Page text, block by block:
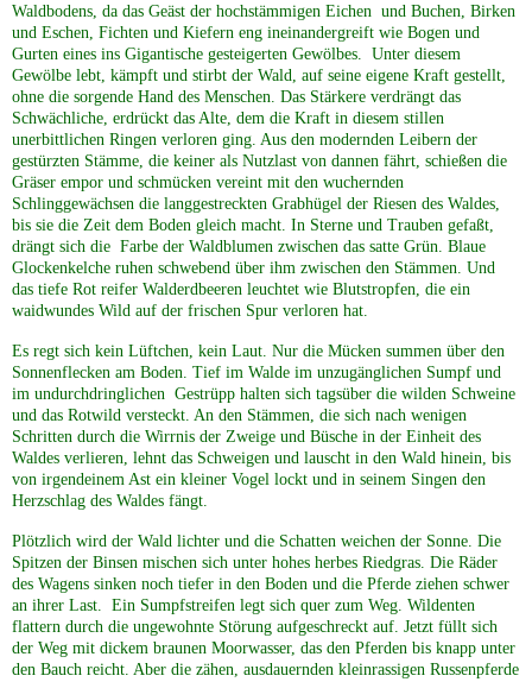
Waldbodens, da das Geäst der hochstämmigen Eichen und Buchen, Birken
und Eschen, Fichten und Kiefern eng ineinandergreift wie Bogen und
Gurten eines ins Gigantische gesteigerten Gewölbes. Unter diesem
Gewölbe lebt, kämpft und stirbt der Wald, auf seine eigene Kraft gestellt,
ohne die sorgende Hand des Menschen. Das Stärkere verdrängt das
Schwächliche, erdrückt das Alte, dem die Kraft in diesem stillen
unerbittlichen Ringen verloren ging. Aus den modernden Leibern der
gestürzten Stämme, die keiner als Nutzlast von dannen fährt, schießen die
Gräser empor und schmücken vereint mit den wuchernden
Schlinggewächsen die langgestreckten Grabhügel der Riesen des Waldes,
bis sie die Zeit dem Boden gleich macht. In Sterne und Trauben gefaßt,
drängt sich die Farbe der Waldblumen zwischen das satte Grün. Blaue
Glockenkelche ruhen schwebend über ihm zwischen den Stämmen. Und
das tiefe Rot reifer Walderdbeeren leuchtet wie Blutstropfen, die ein
waidwundes Wild auf der frischen Spur verloren hat.
Es regt sich kein Lüftchen, kein Laut. Nur die Mücken summen über den
Sonnenflecken am Boden. Tief im Walde im unzugänglichen Sumpf und
im undurchdringlichen Gestrüpp halten sich tagsüber die wilden Schweine
und das Rotwild versteckt. An den Stämmen, die sich nach wenigen
Schritten durch die Wirrnis der Zweige und Büsche in der Einheit des
Waldes verlieren, lehnt das Schweigen und lauscht in den Wald hinein, bis
von irgendeinem Ast ein kleiner Vogel lockt und in seinem Singen den
Herzschlag des Waldes fängt.
Plötzlich wird der Wald lichter und die Schatten weichen der Sonne. Die
Spitzen der Binsen mischen sich unter hohes herbes Riedgras. Die Räder
des Wagens sinken noch tiefer in den Boden und die Pferde ziehen schwer
an ihrer Last. Ein Sumpfstreifen legt sich quer zum Weg. Wildenten
flattern durch die ungewohnte Störung aufgeschreckt auf. Jetzt füllt sich
der Weg mit dickem braunen Moorwasser, das den Pferden bis knapp unter
den Bauch reicht. Aber die zähen, ausdauernden kleinrassigen Russenpferde